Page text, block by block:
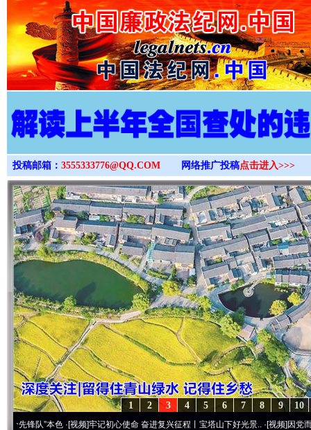
>
投稿邮箱： 3555333776@QQ.COM 网络推广投稿点击进入>>>
10
9
8
7
6
5
4
3
2
1
队”本色·[视频]牢记初心使命 奋进复兴征程丨宝塔山下好光景..·[视频]因党而生 为